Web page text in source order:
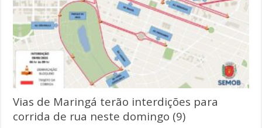
Vias de Maringá terão interdições para
corrida de rua neste domingo (9)